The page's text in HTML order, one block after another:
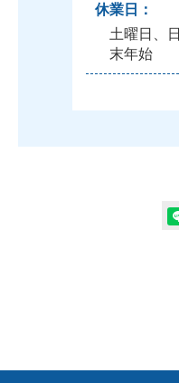
休業日：
土曜日、
末年始